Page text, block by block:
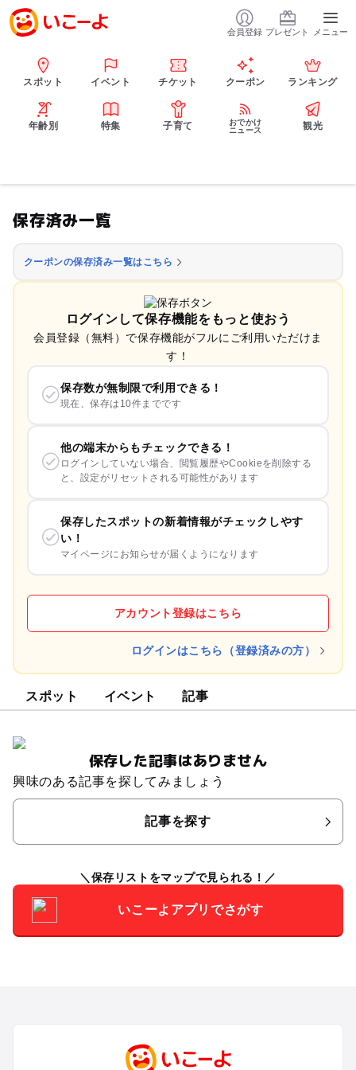
会員登録 プレゼント メニュー
スポット イベント チケット クーポン ランキング
年齢別 特集 子育て
おでかけ
ニュース
観光
保存済み一覧
クーポンの保存済み一覧はこちら
ログインして保存機能をもっと使おう
会員登録（無料）で保存機能がフルにご利用いただけま
す！
保存数が無制限で利用できる！
現在、保存は10件までです
他の端末からもチェックできる！
ログインしていない場合、閲覧履歴やCookieを削除する
と、設定がリセットされる可能性があります
保存したスポットの新着情報がチェックしやす
い！
マイページにお知らせが届くようになります
アカウント登録はこちら
ログインはこちら（登録済みの方）
スポット イベント 記事
保存した記事はありません
興味のある記事を探してみましょう
記事を探す
保存リストをマップで見られる！
いこーよアプリでさがす